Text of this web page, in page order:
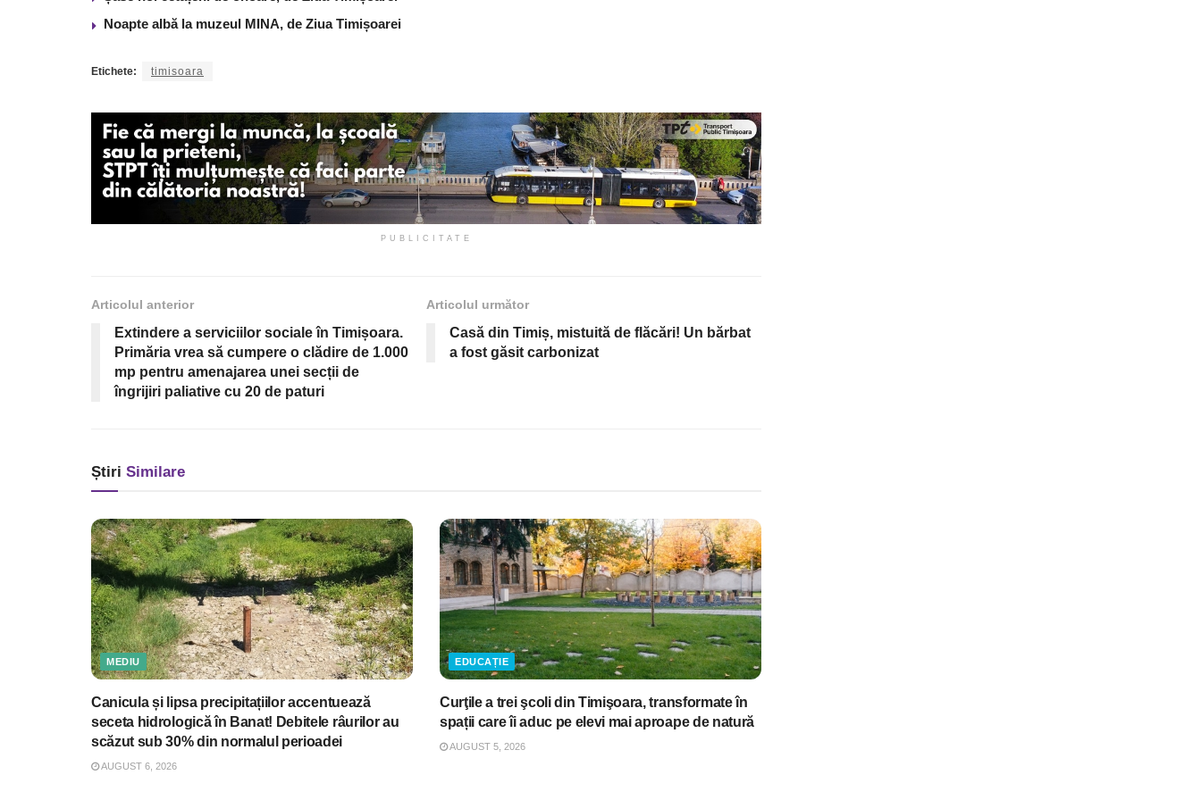
Noapte albă la muzeul MINA, de Ziua Timișoarei
Etichete: timisoara
PUBLICITATE
Articolul anterior
Extindere a serviciilor sociale în Timișoara.
Primăria vrea să cumpere o clădire de 1.000
mp pentru amenajarea unei secții de
îngrijiri paliative cu 20 de paturi
Articolul următor
Casă din Timiș, mistuită de flăcări! Un bărbat
a fost găsit carbonizat
Știri Similare
MEDIU
Canicula și lipsa precipitațiilor accentuează
seceta hidrologică în Banat! Debitele râurilor au
scăzut sub 30% din normalul perioadei
AUGUST 6, 2026
EDUCAȚIE
Curţile a trei şcoli din Timişoara, transformate în
spații care îi aduc pe elevi mai aproape de natură
AUGUST 5, 2026